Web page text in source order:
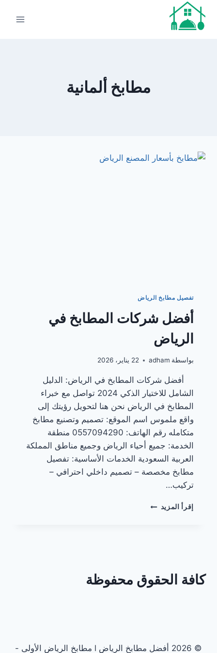
التجاوز
المحتوى
مطابخ ألمانية
تفصيل مطابخ الرياض
أفضل شركات المطابخ في
الرياض
بواسطة adham 22 يناير، 2026
أفضل شركات المطابخ في الرياض: الدليل
الشامل للاختيار الذكي 2024 تواصل مع خبراء
المطابخ في الرياض نحن هنا لتحويل رؤيتك إلى
واقع ملموس اسم الموقع: تصميم وتصنيع مطابخ
متكامله رقم الهاتف: 0557094290 منطقة
الخدمة: جميع أحياء الرياض وجميع مناطق المملكة
العربية السعودية الخدمات الأساسية: تفصيل
مطابخ مخصصة – تصميم داخلي احترافي –
تركيب…
إقرأ المزيد أفضل
كافة الحقوق محفوظة
© 2026 أفضل مطابخ الرياض l مطابخ الرياض الأولى -